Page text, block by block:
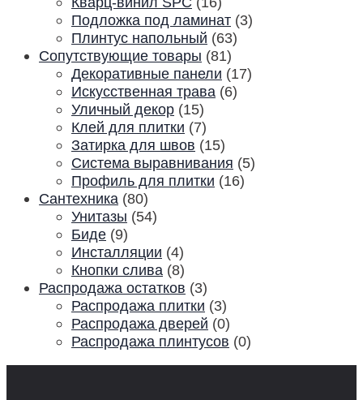
Подложка под ламинат (3)
Плинтус напольный (63)
Сопутствующие товары (81)
Декоративные панели (17)
Искусственная трава (6)
Уличный декор (15)
Клей для плитки (7)
Затирка для швов (15)
Система выравнивания (5)
Профиль для плитки (16)
Сантехника (80)
Унитазы (54)
Биде (9)
Инсталляции (4)
Кнопки слива (8)
Распродажа остатков (3)
Распродажа плитки (3)
Распродажа дверей (0)
Распродажа плинтусов (0)